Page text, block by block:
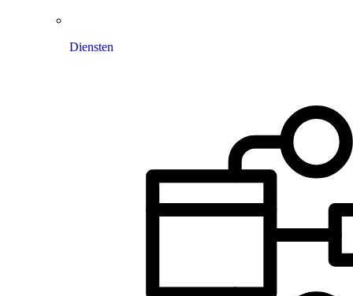
Diensten